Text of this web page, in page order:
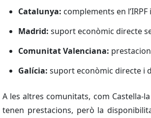
Catalunya: complements en
Madrid: suport econòmic directe
Comunitat Valenciana:
Galícia: suport econòmic directe i
A les altres comunitats, com Castella-
tenen prestacions, però la